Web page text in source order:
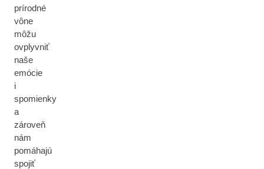
prírodné
vône
môžu
ovplyvniť
naše
emócie
i
spomienky
a
zároveň
nám
pomáhajú
spojiť